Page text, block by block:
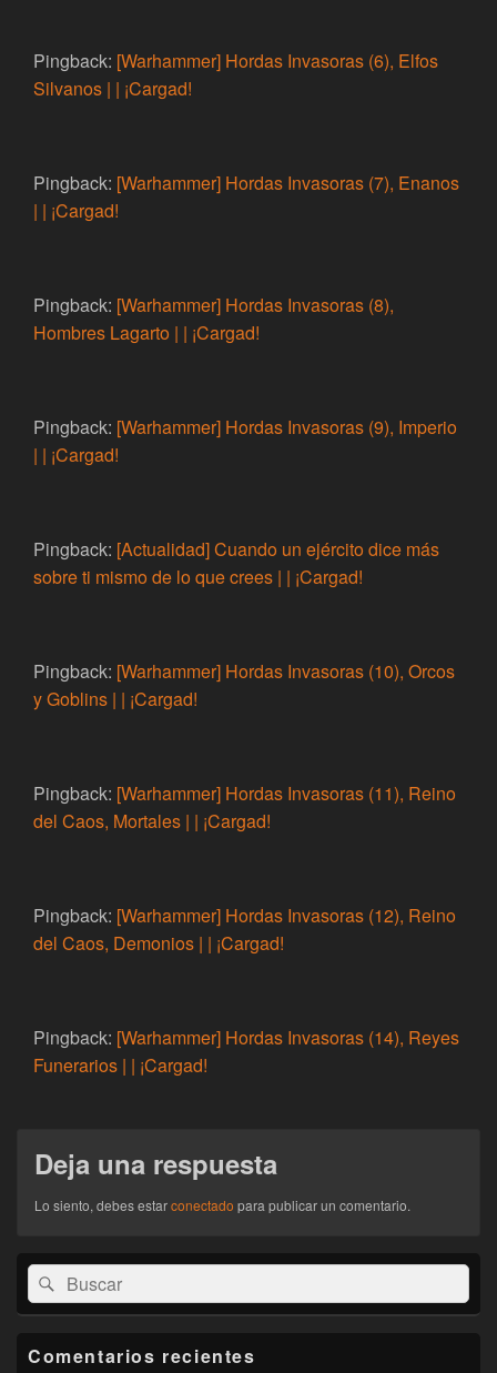
Pingback: [Warhammer] Hordas Invasoras (6), Elfos
Silvanos | | ¡Cargad!
Pingback: [Warhammer] Hordas Invasoras (7), Enanos
| | ¡Cargad!
Pingback: [Warhammer] Hordas Invasoras (8),
Hombres Lagarto | | ¡Cargad!
Pingback: [Warhammer] Hordas Invasoras (9), Imperio
| | ¡Cargad!
Pingback: [Actualidad] Cuando un ejército dice más
sobre ti mismo de lo que crees | | ¡Cargad!
Pingback: [Warhammer] Hordas Invasoras (10), Orcos
y Goblins | | ¡Cargad!
Pingback: [Warhammer] Hordas Invasoras (11), Reino
del Caos, Mortales | | ¡Cargad!
Pingback: [Warhammer] Hordas Invasoras (12), Reino
del Caos, Demonios | | ¡Cargad!
Pingback: [Warhammer] Hordas Invasoras (14), Reyes
Funerarios | | ¡Cargad!
Deja una respuesta
Lo siento, debes estarconectado para publicar un comentario.
El
área
de
lateral
Buscar
por:
Buscar
Comentarios recientes